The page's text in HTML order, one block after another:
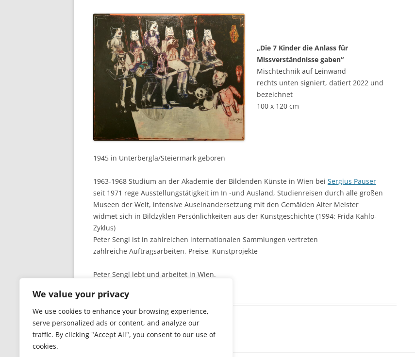
We value your privacy
We use cookies to enhance your browsing experience,
serve personalized ads or content, and analyze our
traffic. By clicking "Accept All", you consent to our use of
cookies.
„Die 7 Kinder die Anlass für
Missverständnisse gaben“
Mischtechnik auf Leinwand
rechts unten signiert, datiert 2022 und
bezeichnet
100 x 120 cm
1945 in Unterbergla/Steiermark geboren
1963-1968 Studium an der Akademie der Bildenden Künste in Wien bei Sergius Pauser
seit 1971 rege Ausstellungstätigkeit im In -und Ausland, Studienreisen durch alle großen
Museen der Welt, intensive Auseinandersetzung mit den Gemälden Alter Meister
widmet sich in Bildzyklen Persönlichkeiten aus der Kunstgeschichte (1994: Frida Kahlo-
Zyklus)
Peter Sengl ist in zahlreichen internationalen Sammlungen vertreten
zahlreiche Auftragsarbeiten, Preise, Kunstprojekte
Peter Sengl lebt und arbeitet in Wien.